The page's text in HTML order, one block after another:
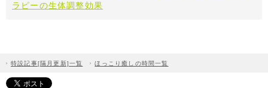
ラピーの生体調整効果
特設記事[隔月更新]一覧 ほっこり癒しの時間一覧